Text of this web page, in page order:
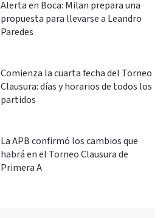
Alerta en Boca: Milan prepara una
propuesta para llevarse a Leandro
Paredes
Comienza la cuarta fecha del Torneo
Clausura: días y horarios de todos los
partidos
La APB confirmó los cambios que
habrá en el Torneo Clausura de
Primera A